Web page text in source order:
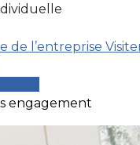
de l’entreprise
engagement